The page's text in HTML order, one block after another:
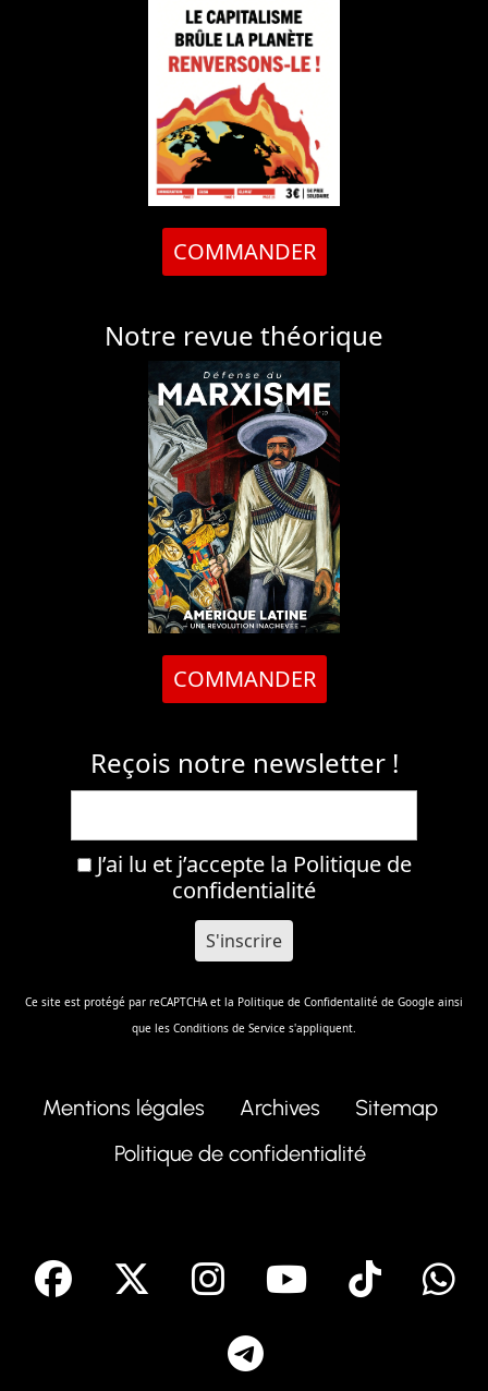
COMMANDER
Notre revue théorique
COMMANDER
Reçois notre newsletter !
J’ai lu et j’accepte la Politique de
confidentialité
Ce site est protégé par reCAPTCHA et la Politique de Confidentalité de Google ainsi
que les Conditions de Service s'appliquent.
Mentions légales Archives
Sitemap
Politique de confidentialité
facebook Instagram
Youtube
Tik